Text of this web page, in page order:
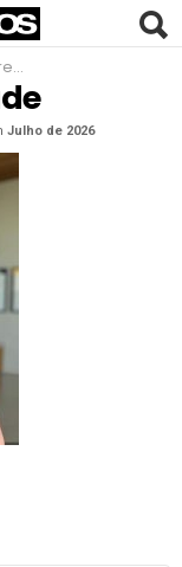
Julho de 2026